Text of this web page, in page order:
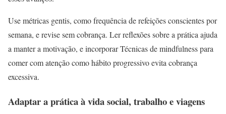
Use métricas gentis, como frequência de refeições conscientes por
semana, e revise sem cobrança. Ler reflexões sobre a prática ajuda
a manter a motivação, e incorporar Técnicas de mindfulness para
comer com atenção como hábito progressivo evita cobrança
excessiva.
Adaptar a prática à vida social, trabalho e viagens